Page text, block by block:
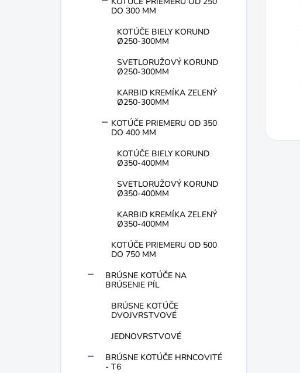
DO 300 MM
KOTÚČE BIELY KORUND
Ø250-300MM
SVETLORUŽOVÝ KORUND
Ø250-300MM
KARBID KREMÍKA ZELENÝ
Ø250-300MM
KOTÚČE PRIEMERU OD 350
DO 400 MM
KOTÚČE BIELY KORUND
Ø350-400MM
SVETLORUŽOVÝ KORUND
Ø350-400MM
KARBID KREMÍKA ZELENÝ
Ø350-400MM
KOTÚČE PRIEMERU OD 500
DO 750 MM
BRÚSNE KOTÚČE NA
BRÚSENIE PÍL
BRÚSNE KOTÚČE
DVOJVRSTVOVÉ
JEDNOVRSTVOVÉ
BRÚSNE KOTÚČE HRNCOVITÉ
- T6